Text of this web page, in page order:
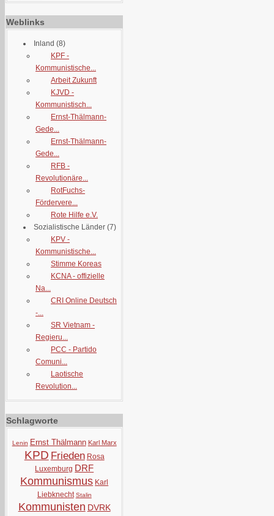
Weblinks
Inland (8)
KPF -
Kommunistische...
Arbeit Zukunft
KJVD -
Kommunistisch...
Ernst-Thälmann-
Gede...
Ernst-Thälmann-
Gede...
RFB -
Revolutionäre...
RotFuchs-
Fördervere...
Rote Hilfe e.V.
Sozialistische Länder (7)
KPV -
Kommunistische...
Stimme Koreas
KCNA - offizielle
Na...
CRI Online Deutsch
-...
SR Vietnam -
Regieru...
PCC - Partido
Comuni...
Laotische
Revolution...
Schlagworte
Lenin Ernst Thälmann Karl Marx
KPD Frieden Rosa
Luxemburg DRF
Kommunismus Karl
Liebknecht Stalin
Kommunisten DVRK